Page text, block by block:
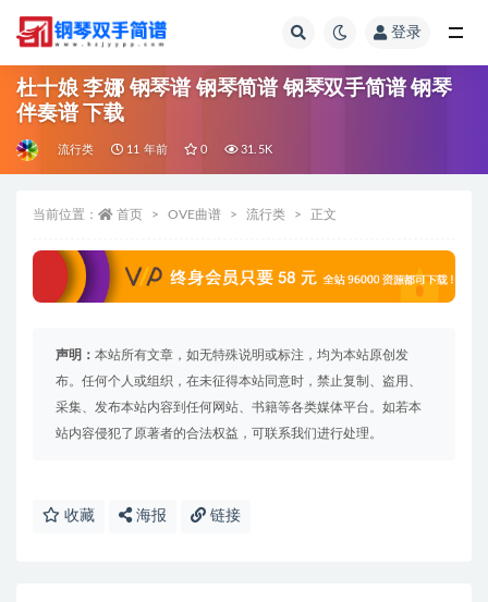
登录
杜十娘 李娜 钢琴谱 钢琴简谱 钢琴双手简谱 钢琴
伴奏谱 下载
流行类 11 年前 0 31.5K
当前位置： 首页 OVE曲谱 流行类 正文
声明： 本站所有文章，如无特殊说明或标注，均为本站原创发
布。任何个人或组织，在未征得本站同意时，禁止复制、盗用、
采集、发布本站内容到任何网站、书籍等各类媒体平台。如若本
站内容侵犯了原著者的合法权益，可联系我们进行处理。
收藏 海报 链接